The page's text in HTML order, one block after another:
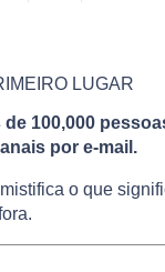
LUGAR
100,000
por e-mail.
o que